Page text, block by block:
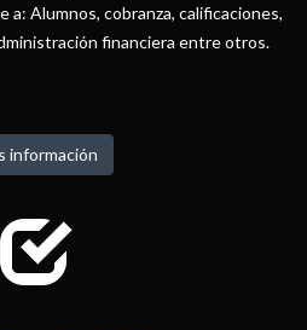
Alumnos, cobranza, calificaciones,
financiera entre otros.
información